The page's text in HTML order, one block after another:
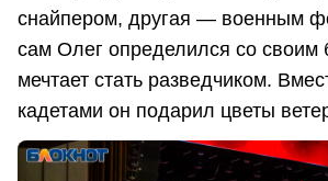
снайпером, другая — военным
сам Олег определился со
мечтает стать разведчиком.
кадетами он подарил цветы